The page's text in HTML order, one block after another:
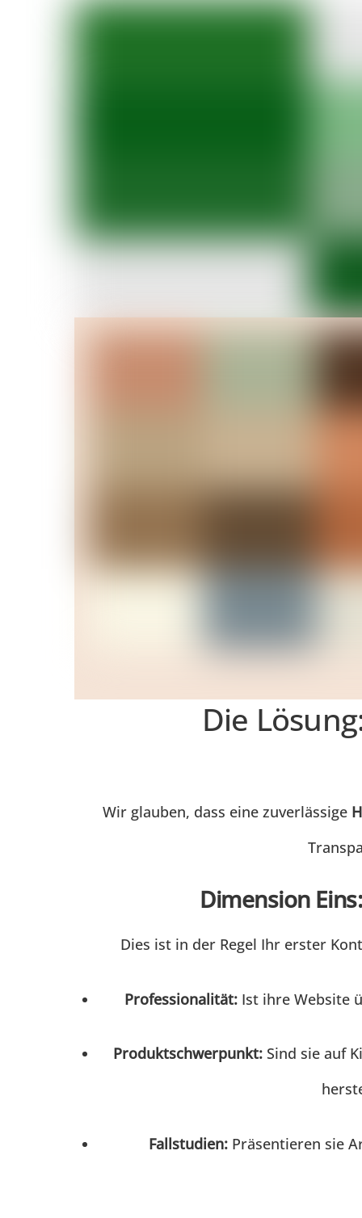
Die
Wir glauben, dass eine zuverlässige
Dimension
Dies ist in der Regel Ihr erster
Professionalität: Ist ihre Website
Produktschwerpunkt:Sind sie auf
Fallstudien:Präsentieren sie